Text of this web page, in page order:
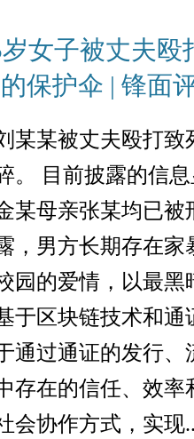
女子被丈夫殴
保护伞 | 锋面
某某被丈夫殴打致
。 目前披露的信
某母亲张某均已
，男方长期存在
园的爱情，以最
于区块链技术和通
通过通证的发行
存在的信任、效
会协作方式，实现